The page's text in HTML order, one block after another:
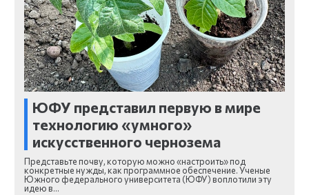
ЮФУ представил первую в мире
технологию «умного»
искусственного чернозема
Представьте почву, которую можно «настроить» под
конкретные нужды, как программное обеспечение. Ученые
Южного федерального университета (ЮФУ) воплотили эту
идею в…